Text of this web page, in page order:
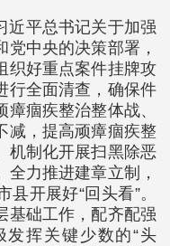
近平总书记关于加强
中央的决策部署，
织好重点案件挂牌攻
行全面清查，确保件
痼疾整治整体战、
减，提高顽瘴痼疾整
机制化开展扫黑除恶
力推进建章立制，
开展好“回头看”。
基础工作，配齐配强
发挥关键少数的“头